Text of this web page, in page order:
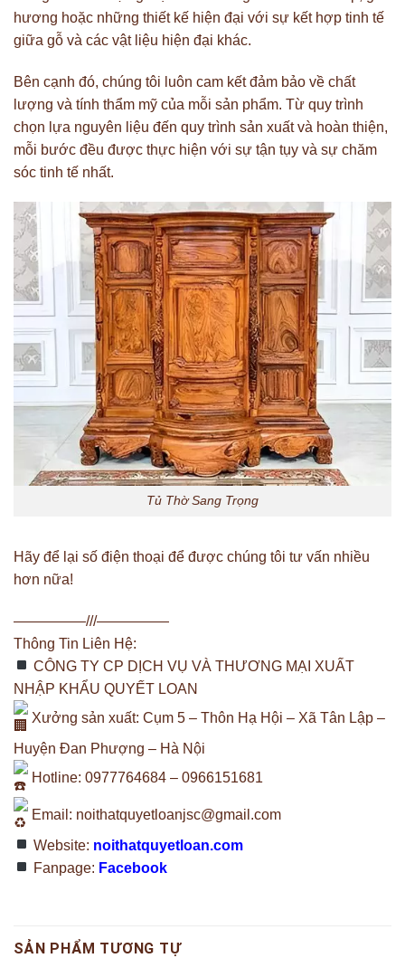
hương hoặc những thiết kế hiện đại với sự kết hợp tinh tế
giữa gỗ và các vật liệu hiện đại khác.
Bên cạnh đó, chúng tôi luôn cam kết đảm bảo về chất
lượng và tính thẩm mỹ của mỗi sản phẩm. Từ quy trình
chọn lựa nguyên liệu đến quy trình sản xuất và hoàn thiện,
mỗi bước đều được thực hiện với sự tận tụy và sự chăm
sóc tinh tế nhất.
Tủ Thờ Sang Trọng
Hãy để lại số điện thoại để được chúng tôi tư vấn nhiều
hơn nữa!
—————///—————
Thông Tin Liên Hệ:
CÔNG TY CP DỊCH VỤ VÀ THƯƠNG MẠI XUẤT
NHẬP KHẨU QUYẾT LOAN
Xưởng sản xuất: Cụm 5 – Thôn Hạ Hội – Xã Tân Lập –
Huyện Đan Phượng – Hà Nội
Hotline: 0977764684 – 0966151681
Email: noithatquyetloanjsc@gmail.com
Website: noithatquyetloan.com
Fanpage: Facebook
SẢN PHẨM TƯƠNG TỰ